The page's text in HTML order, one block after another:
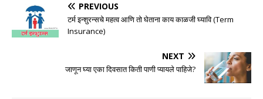
PREVIOUS
टर्म इन्शुरन्सचे महत्व आणि तो घेताना काय काळजी घ्यावि (Term
Insurance)
NEXT
जाणून घ्या एका दिवसात किती पाणी प्यायले पाहिजे?